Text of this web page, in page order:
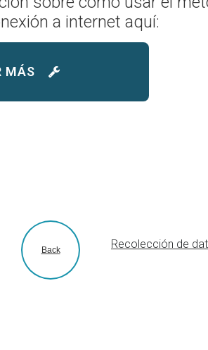
a internet aquí:
MÁS
Back Recolección de